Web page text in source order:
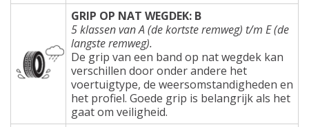
GRIP OP NAT WEGDEK: B
5 klassen van A (de kortste remweg) t/m E (de
langste remweg).
De grip van een band op nat wegdek kan
verschillen door onder andere het
voertuigtype, de weersomstandigheden en
het profiel. Goede grip is belangrijk als het
gaat om veiligheid.